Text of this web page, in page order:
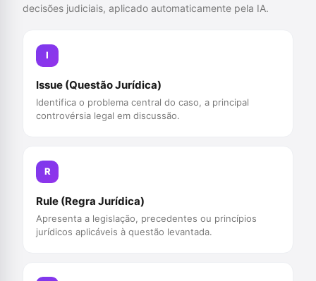
decisões judiciais, aplicado automaticamente pela IA.
I
Issue (Questão Jurídica)
Identifica o problema central do caso, a principal
controvérsia legal em discussão.
R
Rule (Regra Jurídica)
Apresenta a legislação, precedentes ou princípios
jurídicos aplicáveis à questão levantada.